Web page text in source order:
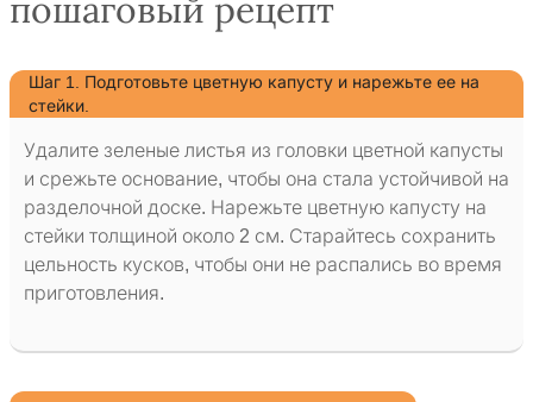
пошаговый рецепт
Шаг 1. Подготовьте цветную капусту и нарежьте ее на
стейки.
Удалите зеленые листья из головки цветной капусты
и срежьте основание, чтобы она стала устойчивой на
разделочной доске. Нарежьте цветную капусту на
стейки толщиной около 2 см. Старайтесь сохранить
цельность кусков, чтобы они не распались во время
приготовления.